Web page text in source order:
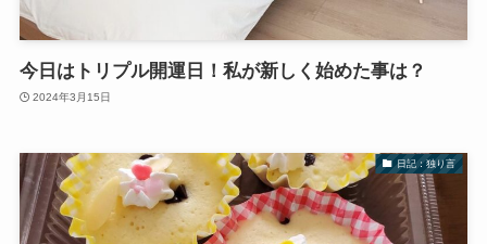
今日はトリプル開運日！私が新しく始めた事は？
2024年3月15日
日記：独り言